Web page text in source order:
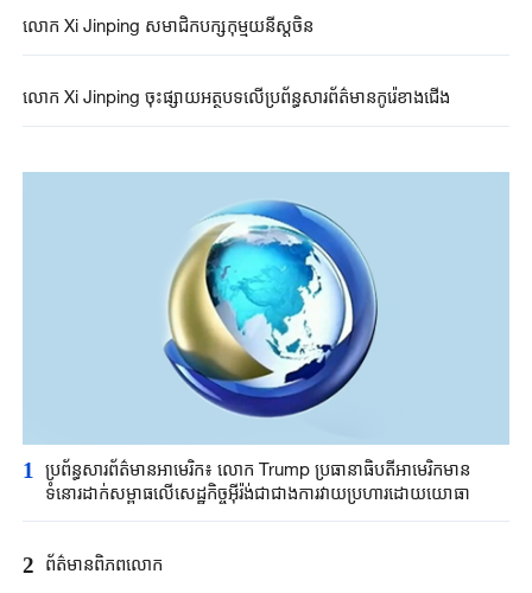
លោក Xi Jinping សមាជិកបក្សកុម្មុយនីស្តចិន
លោក Xi Jinping ចុះផ្សាយអត្ថបទលើប្រព័ន្ធសារព័ត៌មានកូរ៉េខាងជើង
1
ប្រព័ន្ធសារព័ត៌មានអាមេរិក៖ លោក Trump ប្រធានាធិបតីអាមេរិកមាន
ទំនោរដាក់សម្ពាធលើសេដ្ឋកិច្ចអ៊ីរ៉ង់ជាជាងការវាយប្រហារដោយយោធា
2 ព័ត៌មានពិភពលោក